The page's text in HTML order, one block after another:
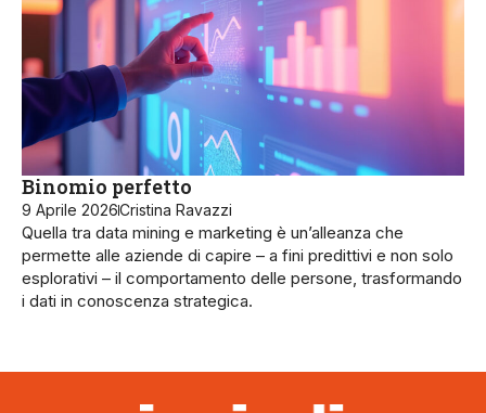
Binomio perfetto
9 Aprile 2026Cristina Ravazzi
Quella tra data mining e marketing è un’alleanza che
permette alle aziende di capire – a fini predittivi e non solo
esplorativi – il comportamento delle persone, trasformando
i dati in conoscenza strategica.